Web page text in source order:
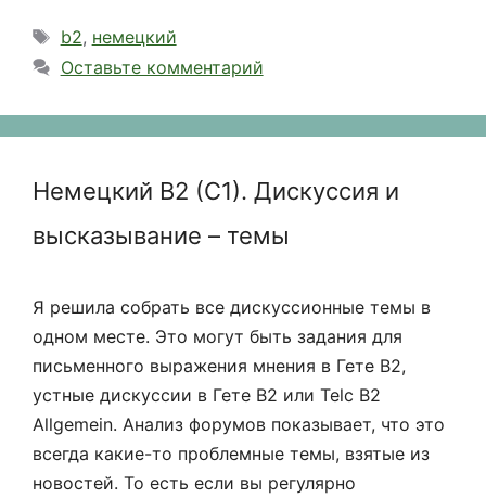
Метки
b2, немецкий
Оставьте комментарий
Немецкий В2 (С1). Дискуссия и
высказывание – темы
Я решила собрать все дискуссионные темы в
одном месте. Это могут быть задания для
письменного выражения мнения в Гете В2,
устные дискуссии в Гете В2 или Telc B2
Allgemein. Анализ форумов показывает, что это
всегда какие-то проблемные темы, взятые из
новостей. То есть если вы регулярно